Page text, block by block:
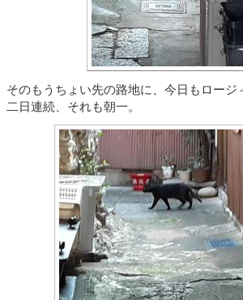
そのもうちょい先の路地に、今日もロージ
二日連続、それも朝一。